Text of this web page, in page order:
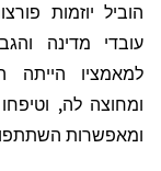
הוביל יוזמות
עובדי מדינה
למאמציו
ומחוצה לה,
ומאפשרות